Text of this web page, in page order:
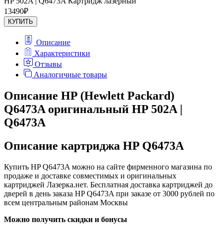
13490₽
КУПИТЬ
Описание
Характеристики
Отзывы
Аналогичные товары
Описание HP (Hewlett Packard)
Q6473A оригинальный HP 502A |
Q6473A
Описание картриджа HP Q6473A
Купить HP Q6473A можно на сайте фирменного магазина по
продаже и доставке совместимых и оригинальных
картриджей Лазерка.нет. Бесплатная доставка картриджей до
дверей в день заказа HP Q6473A при заказе от 3000 рублей по
всем центральным районам Москвы
Можно получить скидки и бонусы